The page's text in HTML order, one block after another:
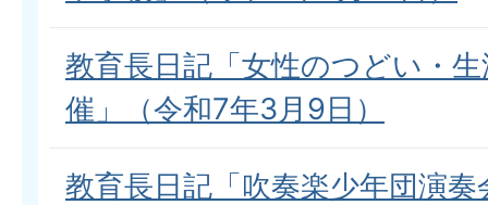
教育長日記「女性のつどい・
催」（令和7年3月9日）
教育長日記「吹奏楽少年団演